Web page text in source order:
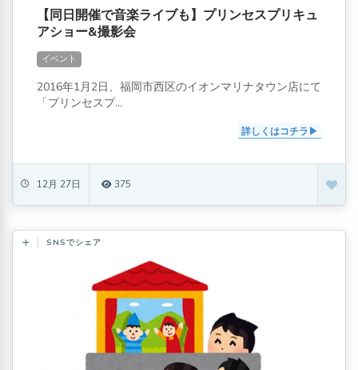
【同日開催で音楽ライブも】プリンセスプリキュ
アショー&撮影会
イベント
2016年1月2日、福岡市西区のイオンマリナタウン店にて
「プリンセスプ...
詳しくはコチラ
12月 27日 375
SNSでシェア